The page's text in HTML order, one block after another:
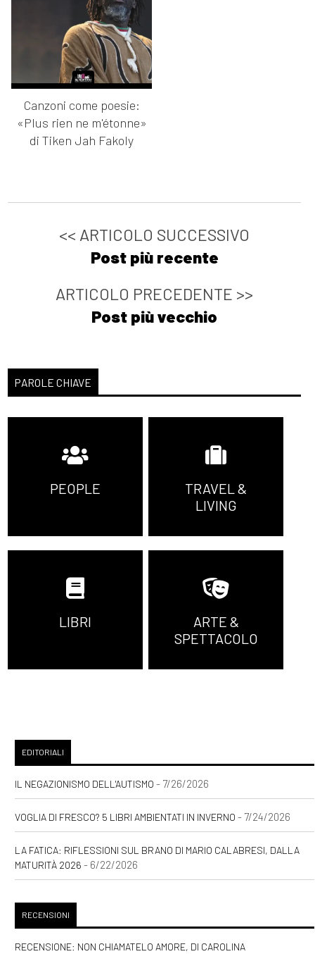
Canzoni come poesie:
«Plus rien ne m'étonne»
di Tiken Jah Fakoly
<< ARTICOLO SUCCESSIVO
Post più recente
ARTICOLO PRECEDENTE >>
Post più vecchio
PAROLE CHIAVE
PEOPLE
TRAVEL &
LIVING
LIBRI
ARTE &
SPETTACOLO
EDITORIALI
IL NEGAZIONISMO DELL'AUTISMO - 7/26/2026
VOGLIA DI FRESCO? 5 LIBRI AMBIENTATI IN INVERNO - 7/24/2026
LA FATICA: RIFLESSIONI SUL BRANO DI MARIO CALABRESI, DALLA
MATURITÀ 2026 - 6/22/2026
RECENSIONI
RECENSIONE: NON CHIAMATELO AMORE, DI CAROLINA